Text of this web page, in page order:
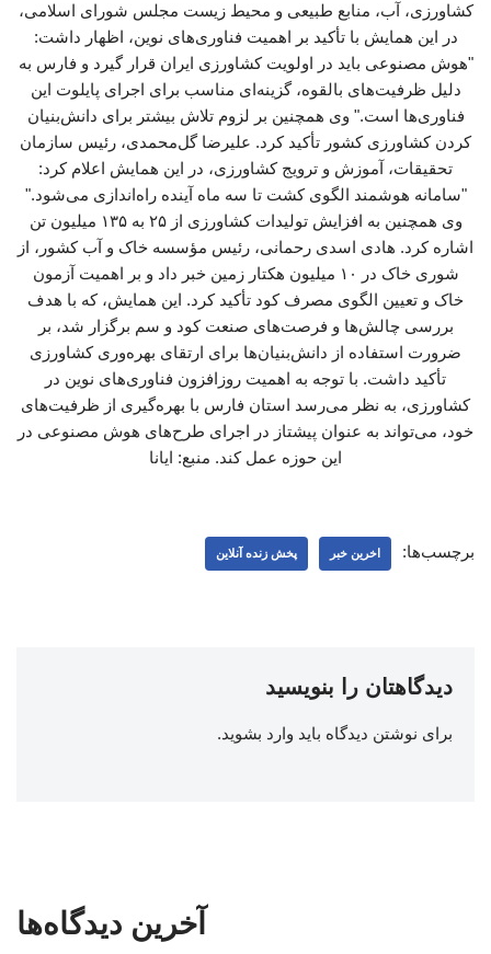
کشاورزی، آب، منابع طبیعی و محیط زیست مجلس شورای اسلامی،
در این همایش با تأکید بر اهمیت فناوری‌های نوین، اظهار داشت:
"هوش مصنوعی باید در اولویت کشاورزی ایران قرار گیرد و فارس به
دلیل ظرفیت‌های بالقوه، گزینه‌ای مناسب برای اجرای پایلوت این
فناوری‌ها است." وی همچنین بر لزوم تلاش بیشتر برای دانش‌بنیان
کردن کشاورزی کشور تأکید کرد. علیرضا گل‌محمدی، رئیس سازمان
تحقیقات، آموزش و ترویج کشاورزی، در این همایش اعلام کرد:
"سامانه هوشمند الگوی کشت تا سه ماه آینده راه‌اندازی می‌شود."
وی همچنین به افزایش تولیدات کشاورزی از ۲۵ به ۱۳۵ میلیون تن
اشاره کرد. هادی اسدی رحمانی، رئیس مؤسسه خاک و آب کشور، از
شوری خاک در ۱۰ میلیون هکتار زمین خبر داد و بر اهمیت آزمون
خاک و تعیین الگوی مصرف کود تأکید کرد. این همایش، که با هدف
بررسی چالش‌ها و فرصت‌های صنعت کود و سم برگزار شد، بر
ضرورت استفاده از دانش‌بنیان‌ها برای ارتقای بهره‌وری کشاورزی
تأکید داشت. با توجه به اهمیت روزافزون فناوری‌های نوین در
کشاورزی، به نظر می‌رسد استان فارس با بهره‌گیری از ظرفیت‌های
خود، می‌تواند به عنوان پیشتاز در اجرای طرح‌های هوش مصنوعی در
این حوزه عمل کند. منبع: ایانا
برچسب‌ها: اخرین خبر پخش زنده آنلاین
دیدگاهتان را بنویسید
برای نوشتن دیدگاه باید وارد بشوید.
آخرین دیدگاه‌ها